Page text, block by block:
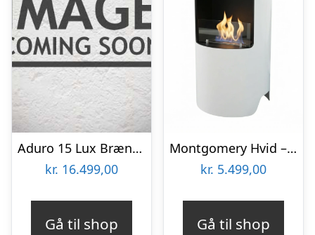
Aduro 15 Lux Brændeovn
kr. 16.499,00
Gå til shop
Montgomery Hvid – Åben bioethanol brændeovn
kr. 5.499,00
Gå til shop